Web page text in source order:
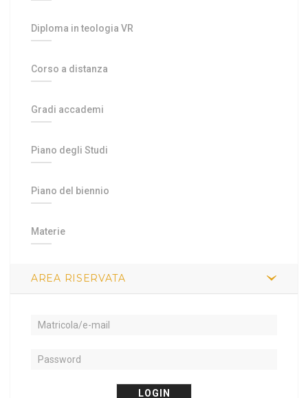
Diploma in teologia VR
Corso a distanza
Gradi accademi
Piano degli Studi
Piano del biennio
Materie
AREA RISERVATA
LOGIN